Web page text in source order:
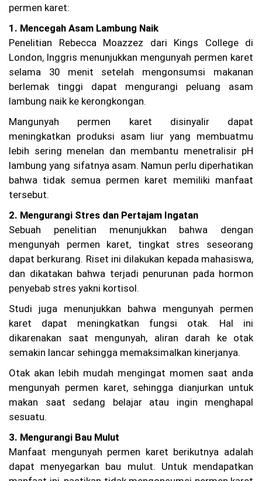
Ba
ru
(P
AB
al
on
An
gg
a
ba
an
gk
XX
Ta
hu
n
20
26
W
ar
ga
Ba
nd
un
g
ot
es
La
pa
de
Be
permen karet:
1. Mencegah Asam Lambung Naik
Penelitian Rebecca Moazzez dari Kings College di
London, Inggris menunjukkan mengunyah permen karet
selama 30 menit setelah mengonsumsi makanan
berlemak tinggi dapat mengurangi peluang asam
lambung naik ke kerongkongan.
Mangunyah permen karet disinyalir dapat
meningkatkan produksi asam liur yang membuatmu
lebih sering menelan dan membantu menetralisir pH
lambung yang sifatnya asam. Namun perlu diperhatikan
bahwa tidak semua permen karet memiliki manfaat
tersebut.
2. Mengurangi Stres dan Pertajam Ingatan
Sebuah penelitian menunjukkan bahwa dengan
mengunyah permen karet, tingkat stres seseorang
dapat berkurang. Riset ini dilakukan kepada mahasiswa,
dan dikatakan bahwa terjadi penurunan pada hormon
penyebab stres yakni kortisol.
Studi juga menunjukkan bahwa mengunyah permen
karet dapat meningkatkan fungsi otak. Hal ini
dikarenakan saat mengunyah, aliran darah ke otak
semakin lancar sehingga memaksimalkan kinerjanya.
Otak akan lebih mudah mengingat momen saat anda
mengunyah permen karet, sehingga dianjurkan untuk
makan saat sedang belajar atau ingin menghapal
sesuatu.
3. Mengurangi Bau Mulut
Manfaat mengunyah permen karet berikutnya adalah
dapat menyegarkan bau mulut. Untuk mendapatkan